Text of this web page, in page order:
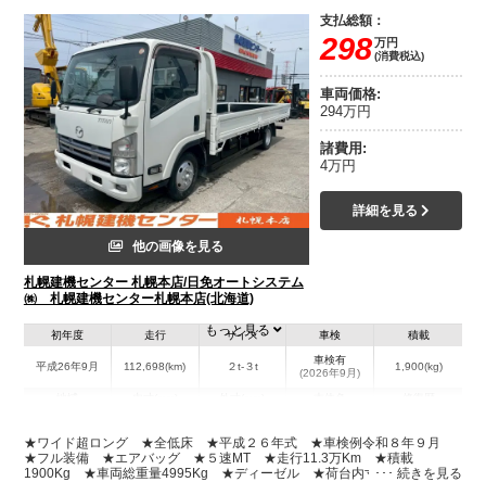
他の画像を見る
札幌建機センター 札幌本店/日免オートシステム
㈱ 札幌建機センター札幌本店(北海道)
支払総額：
298万円
(消費税込)
車両価格:
294万円
諸費用:
4万円
詳細を見る
初年度
平成26年9月
走行
112,698(km)
サイズ
２t-３t
車検
車検有
(2026年9月)
積載
1,900(kg)
北海道
W:2,190
H:2,250
無
もっと見る
★ワイド超ロング ★全低床 ★平成２６年式 ★車検例令和８年９月
★フル装備 ★エアバッグ ★５速MT ★走行11.3万Km ★積載
1900Kg ★車両総重量4995Kg ★ディーゼル ★荷台内寸 ５００ｃｍ